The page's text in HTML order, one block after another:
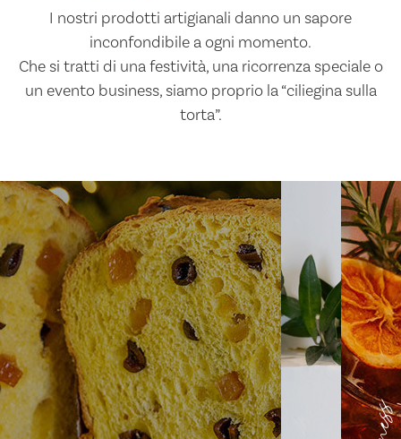
I nostri prodotti artigianali danno un sapore
inconfondibile a ogni momento.
Che si tratti di una festività, una ricorrenza speciale o
un evento business, siamo proprio la “ciliegina sulla
torta”.